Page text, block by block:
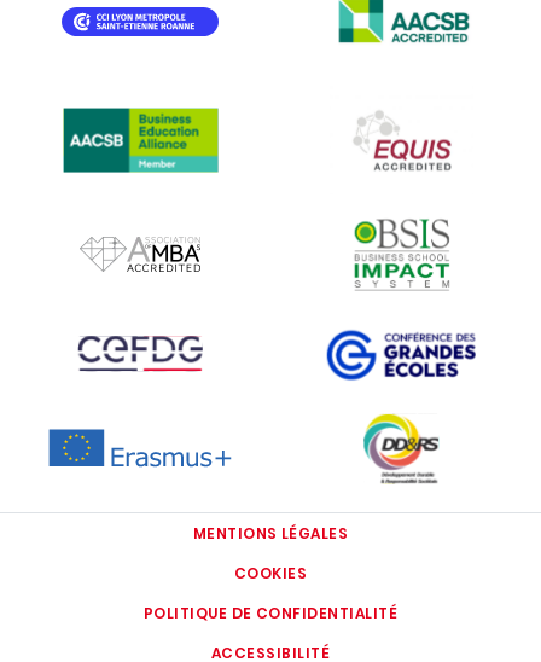
IMAGE
IMAGE
IMAGE
IMAGE
IMAGE IMAGE
MENTIONS LÉGALES
COOKIES
POLITIQUE DE CONFIDENTIALITÉ
ACCESSIBILITÉ